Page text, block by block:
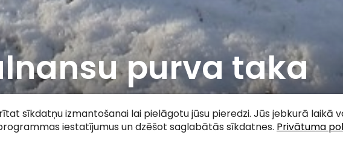
purva taka
WhatsApp
XDraugiem
Copy
Link
Share
sīkdatņu izmantošanai lai pielāgotu jūsu pieredzi. Jūs jebkurā laikā
iestatījumus un dzēšot saglabātās sīkdatnes. Privātuma